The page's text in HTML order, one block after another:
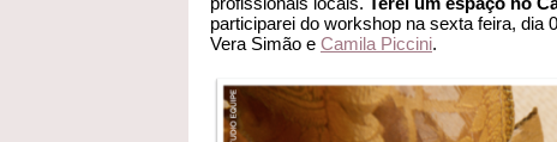
participarei do workshop na sexta feira, dia
Vera Simão e Camila Piccini.